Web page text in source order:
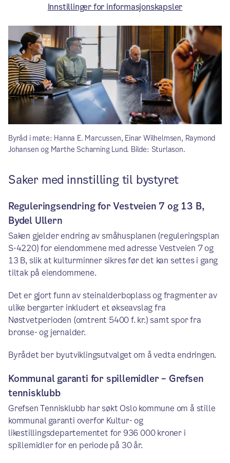
Byråd i møte: Hanna E. Marcussen, Einar Wilhelmsen, Raymond
Johansen og Marthe Scharning Lund. Bilde: Sturlason.
Saker med innstilling til bystyret
Reguleringsendring for Vestveien 7 og 13 B,
Bydel Ullern
Saken gjelder endring av småhusplanen (reguleringsplan
S-4220) for eiendommene med adresse Vestveien 7 og
13 B, slik at kulturminner sikres før det kan settes i gang
tiltak på eiendommene.
Det er gjort funn av steinalderboplass og fragmenter av
ulike bergarter inkludert et økseavslag fra
Nøstvetperioden (omtrent 5400 f. kr.) samt spor fra
bronse- og jernalder.
Byrådet ber byutviklingsutvalget om å vedta endringen.
Kommunal garanti for spillemidler – Grefsen
tennisklubb
Grefsen Tennisklubb har søkt Oslo kommune om å stille
kommunal garanti overfor Kultur- og
likestillingsdepartementet for 936 000 kroner i
spillemidler for en periode på 30 år.
Innstillinger for informasjonskapsler